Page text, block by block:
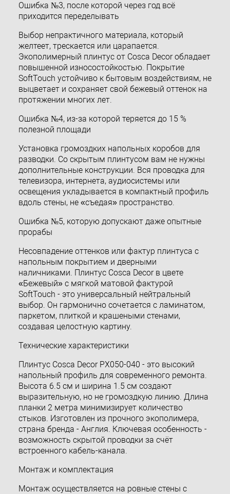
Ошибка №3, после которой через год всё
приходится переделывать
Выбор непрактичного материала, который
желтеет, трескается или царапается.
Экополимерный плинтус от Cosca Decor обладает
повышенной износостойкостью. Покрытие
SoftTouch устойчиво к бытовым воздействиям, не
выцветает и сохраняет свой бежевый оттенок на
протяжении многих лет.
Ошибка №4, из-за которой теряется до 15 %
полезной площади
Установка громоздких напольных коробов для
разводки. Со скрытым плинтусом вам не нужны
дополнительные конструкции. Вся проводка для
телевизора, интернета, аудиосистемы или
освещения укладывается в компактный профиль
вдоль стены, не «съедая» пространство.
Ошибка №5, которую допускают даже опытные
прорабы
Несовпадение оттенков или фактур плинтуса с
напольным покрытием и дверными
наличниками. Плинтус Cosca Decor в цвете
«Бежевый» с мягкой матовой фактурой
SoftTouch - это универсальный нейтральный
выбор. Он гармонично сочетается с ламинатом,
паркетом, плиткой и крашеными стенами,
создавая целостную картину.
Технические характеристики
Плинтус Cosca Decor PX050-040 - это высокий
напольный профиль для современного ремонта.
Высота 6.5 см и ширина 1.5 см создают
выразительную, но не громоздкую линию. Длина
планки 2 метра минимизирует количество
стыков. Изготовлен из прочного экополимера,
страна бренда - Англия. Ключевая особенность -
возможность скрытой проводки за счёт
встроенного кабель-канала.
Монтаж и комплектация
Монтаж осуществляется на ровные стены с